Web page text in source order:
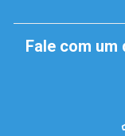
Fale com